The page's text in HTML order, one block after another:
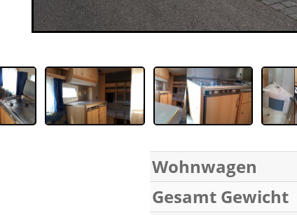
Wohnwagen
Gesamt Gewicht